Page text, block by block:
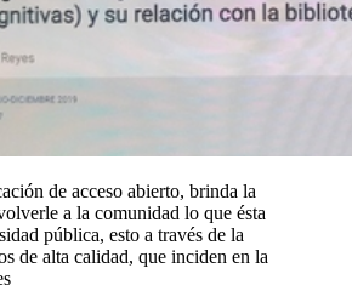
de acceso abierto, brinda la
a la comunidad lo que ésta
pública, esto a través de la
de alta calidad, que inciden en la